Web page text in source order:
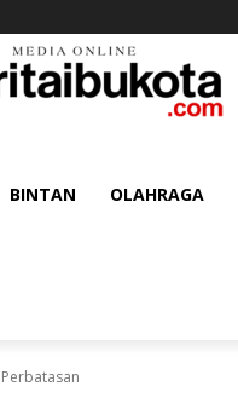
BINTAN OLAHRAGA